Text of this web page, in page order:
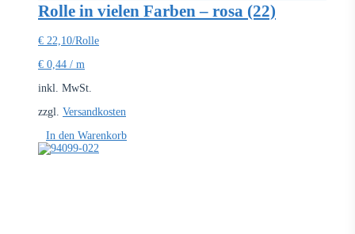
Rolle in vielen Farben – rosa (22)
€ 22,10/Rolle
€ 0,44 / m
inkl. MwSt.
zzgl. Versandkosten
In den Warenkorb